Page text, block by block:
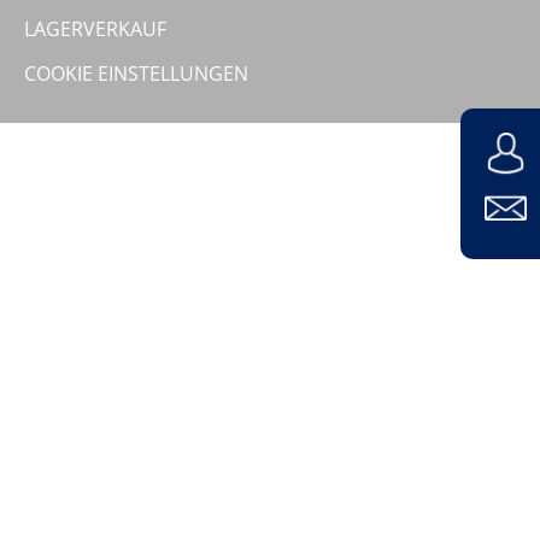
Unternehmen
LAGERVERKAUF
COOKIE EINSTELLUNGEN